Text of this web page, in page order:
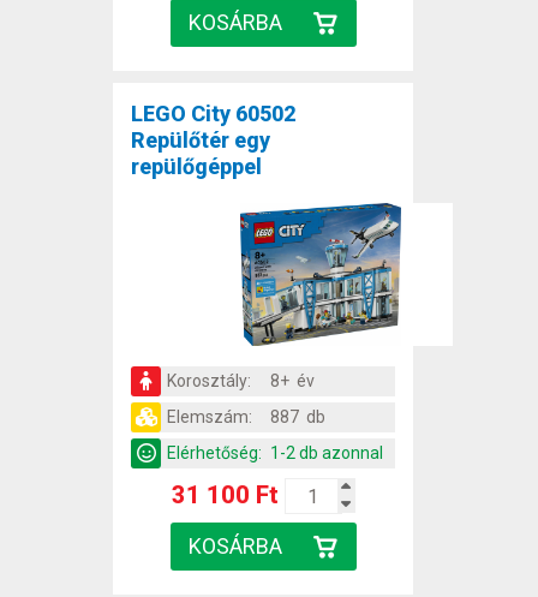
LEGO City 60502
Repülőtér egy
repülőgéppel
Korosztály:
8+ év
Elemszám:
887 db
Elérhetőség: 1-2 db azonnal
31 100 Ft